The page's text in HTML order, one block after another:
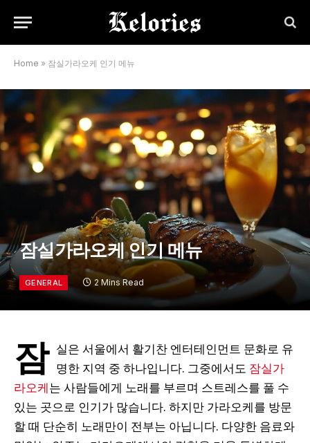
Home » 잠실가라오케 인기 메뉴
잠실가라오케 인기 메뉴
GENERAL 2 Mins Read
잠 실은 서울에서 활기찬 엔터테인먼트 문화로 유
명한 지역 중 하나입니다. 그중에서도 잠실가
라오케는 사람들에게 노래를 부르며 스트레스를 풀 수
있는 곳으로 인기가 많습니다. 하지만 가라오케를 방문
할 때 단순히 노래만이 전부는 아닙니다. 다양한 음료와